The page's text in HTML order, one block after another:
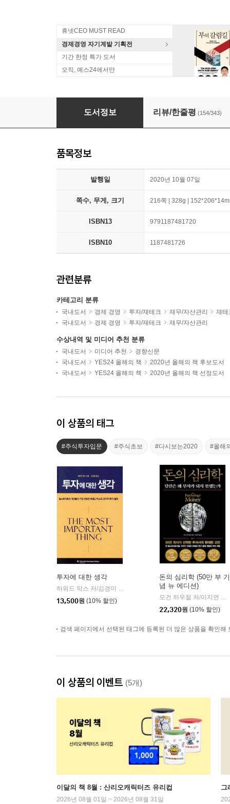
휴넷CEO MUST READ
경제경영 자기계발 기획전
기간 한정 특가 도서
오직, 예스24에서만
존리의 부자되기 습관
도서정보 리뷰/한줄평 (154/343)
품목정보
발행일 2020년 10월 07일
쪽수, 무게, 크기 216쪽 | 328g |
ISBN13 9791187481720
ISBN10 1187481726
관련분류
카테고리 분류
국내도서 경제 경영 투자/재테크 재무/자산관리
재테
국내도서
경제 경영 투자/재테크 재무/자산관리
수상내역 및 미디어 추천 분류
국내도서 미디어 추천
경향신문
국내도서
YES24 올해의 책
2020년 올해의 책 후보도서
국내도서
YES24 올해의 책 2020년 올해의 책 선정도서
이 상품의 태그
#주식투자입문 #주식초보 #다시보는2020 #올해
투자에 대한 생각
하워드 막스 저/김경미 역
13,500원 (10% 할인)
돈의 심리학 (50만 부 기
념 뉴 에디션)
모건 하우절 저/이지연 역
22,320원 (10% 할인)
검색 페이지에서 선택된 태그에 등록된 더 많은 상품을 확인해
이 상품의 이벤트 (5개)
이달의 책 8월 : 산리오캐릭터즈 유리컵
2026년 08월 01일 ~ 2026년 08월 31일
그